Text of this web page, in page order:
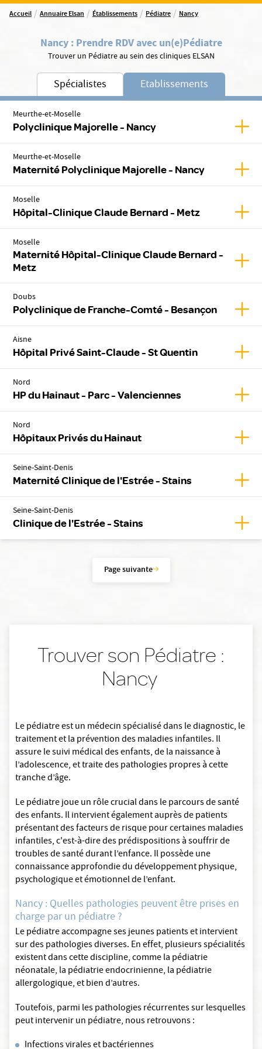
Accueil / Annuaire Elsan / Établissements / Pédiatre / Nancy
Nancy: Prendre RDV avec un(e)Pédiatre
Trouver un Pédiatre au sein des cliniques ELSAN
Spécialistes Etablissements
Meurthe-et-Moselle
Polyclinique Majorelle - Nancy
Meurthe-et-Moselle
Maternité Polyclinique Majorelle - Nancy
Moselle
Hôpital-Clinique Claude Bernard - Metz
Moselle
Maternité Hôpital-Clinique Claude Bernard -
Metz
Doubs
Polyclinique de Franche-Comté - Besançon
Aisne
Hôpital Privé Saint-Claude - St Quentin
Nord
HP du Hainaut - Parc - Valenciennes
Nord
Hôpitaux Privés du Hainaut
Seine-Saint-Denis
Maternité Clinique de l'Estrée - Stains
Seine-Saint-Denis
Clinique de l'Estrée - Stains
Page suivante
Trouver son Pédiatre :
Nancy
Le pédiatre est un médecin spécialisé dans le diagnostic, le
traitement et la prévention des maladies infantiles. Il
assure le suivi médical des enfants, de la naissance à
l’adolescence, et traite des pathologies propres à cette
tranche d’âge.
Le pédiatre joue un rôle crucial dans le parcours de santé
des enfants. Il intervient également auprès de patients
présentant des facteurs de risque pour certaines maladies
infantiles, c'est-à-dire des prédispositions à souffrir de
troubles de santé durant l’enfance. Il possède une
connaissance approfondie du développement physique,
psychologique et émotionnel de l’enfant.
Nancy : Quelles pathologies peuvent être prises en
charge par un pédiatre ?
Le pédiatre accompagne ses jeunes patients et intervient
sur des pathologies diverses. En effet, plusieurs spécialités
existent dans cette discipline, comme la pédiatrie
néonatale, la pédiatrie endocrinienne, la pédiatrie
allergologique, et bien d’autres.
Toutefois, parmi les pathologies récurrentes sur lesquelles
peut intervenir un pédiatre, nous retrouvons :
Infections virales et bactériennes